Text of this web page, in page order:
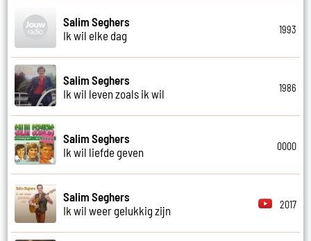
Salim Seghers
Ik wil elke dag
1993
Salim Seghers
Ik wil leven zoals ik wil
1986
Salim Seghers
Ik wil liefde geven
0000
Salim Seghers
Ik wil weer gelukkig zijn
2017